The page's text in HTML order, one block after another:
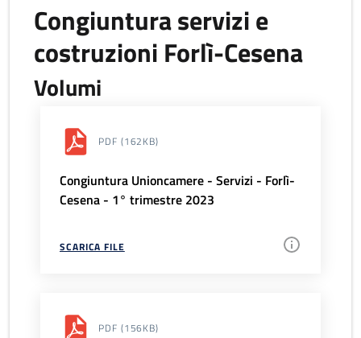
Congiuntura servizi e
costruzioni Forlì-Cesena
Volumi
PDF (162KB)
Congiuntura Unioncamere - Servizi - Forlì-
Cesena - 1° trimestre 2023
SCARICA FILE
PDF (156KB)